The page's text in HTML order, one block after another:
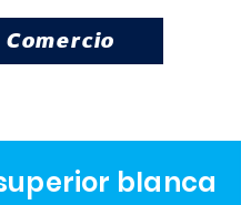
Comercio
blanca